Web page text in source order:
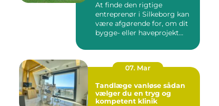
At finde den rigtige
entreprenør i Silkeborg kan
være afgørende for, om dit
bygge- eller haveprojekt...
07. Mar
Tandlæge vanløse sådan
vælger du en tryg og
kompetent klinik